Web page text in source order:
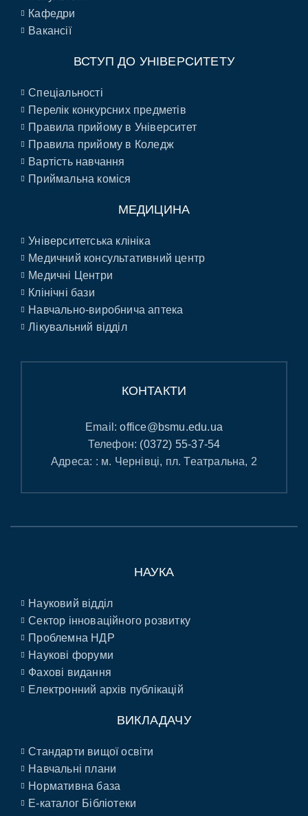
Кафедри
Вакансії
ВСТУП ДО УНІВЕРСИТЕТУ
Спеціальності
Перелік конкурсних предметів
Правила прийому в Університет
Правила прийому в Коледж
Вартість навчання
Приймальна коміся
МЕДИЦИНА
Університетська клініка
Медичний консультативний центр
Медичні Центри
Клінічні бази
Навчально-виробнича аптека
Лікувальний відділ
КОНТАКТИ
Email:office@bsmu.edu.ua
Телефон: (0372) 55-37-54
Адреса: : м. Чернівці, пл. Театральна, 2
НАУКА
Науковий відділ
Сектор інноваційного розвитку
Проблемна НДР
Наукові форуми
Фахові видання
Електронний архів публікацій
ВИКЛАДАЧУ
Стандарти вищої освіти
Навчальні плани
Нормативна база
E-каталог Бібліотеки